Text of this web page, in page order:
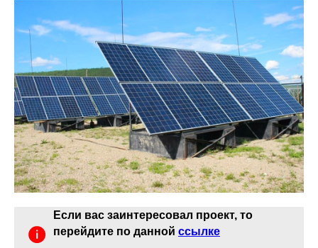
Если вас заинтересовал проект, то
перейдите по данной ссылке